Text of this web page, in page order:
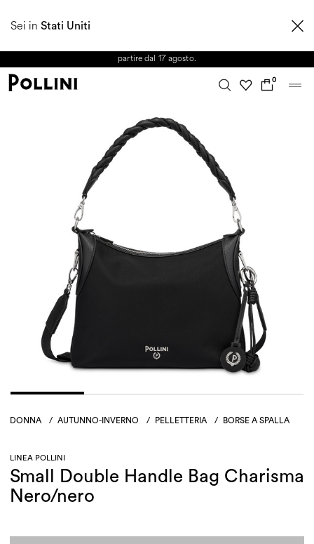
Sei in Stati Uniti
AUTUNNO/INVERNO 2026. Dall'8 al 16 agosto il Servizio Clienti non sarà
partire dal 17 agosto.
0
DONNA / AUTUNNO-INVERNO / PELLETTERIA / BORSE A SPALLA
LINEA POLLINI
Small Double Handle Bag Charisma
Nero/nero